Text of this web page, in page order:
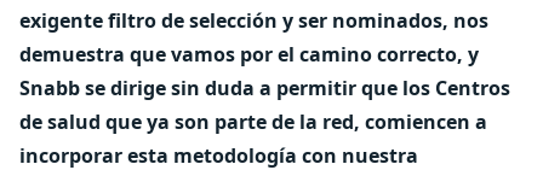
exigente filtro de selección y ser nominados, nos
demuestra que vamos por el camino correcto, y
Snabb se dirige sin duda a permitir que los Centros
de salud que ya son parte de la red, comiencen a
incorporar esta metodología con nuestra